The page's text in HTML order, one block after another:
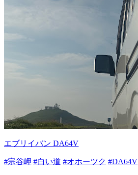
エブリイバン DA64V
#宗谷岬 #白い道 #オホーツク #DA64V